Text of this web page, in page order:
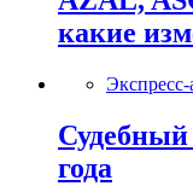
какие
Экспресс-
Судебный
года